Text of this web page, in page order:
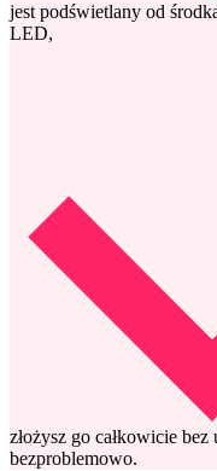
jest podświetlany od
LED,
złożysz go całkowicie
bezproblemowo.